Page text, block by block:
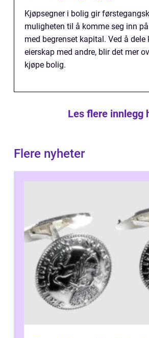
Kjøpsegner i bolig gir
muligheten til å komme seg inn
med begrenset kapital. Ved å dele
eierskap med andre, blir det mer
kjøpe bolig.
Les flere innlegg
Flere nyheter